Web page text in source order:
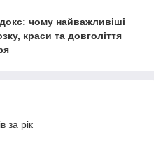
чому найважливіші
краси та довголіття
за рік